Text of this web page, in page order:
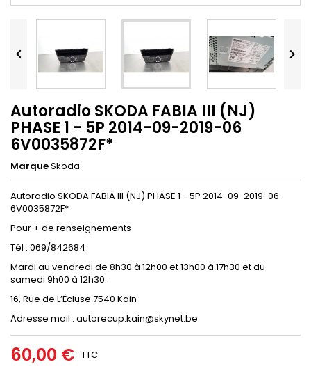
 
Autoradio SKODA FABIA III (NJ)
PHASE 1 - 5P 2014-09-2019-06
6V0035872F*
MarqueSkoda
Autoradio SKODA FABIA III (NJ) PHASE 1 - 5P 2014-09-2019-06
6V0035872F*
Pour + de renseignements
Tél : 069/842684
Mardi au vendredi de 8h30 à 12h00 et 13h00 à 17h30 et du
samedi 9h00 à 12h30.
16, Rue de L’Écluse 7540 Kain
Adresse mail : autorecup.kain@skynet.be
60,00 € TTC